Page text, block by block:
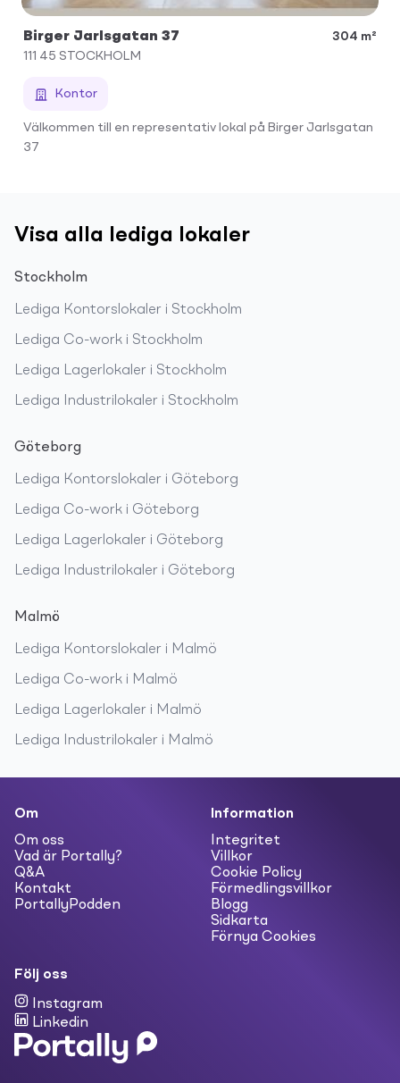
Birger Jarlsgatan 37
304 m²
111 45 STOCKHOLM
Kontor
Välkommen till en representativ lokal på Birger Jarlsgatan
37
Visa alla lediga lokaler
Stockholm
Lediga Kontorslokaler i Stockholm
Lediga Co-work i Stockholm
Lediga Lagerlokaler i Stockholm
Lediga Industrilokaler i Stockholm
Göteborg
Lediga Kontorslokaler i Göteborg
Lediga Co-work i Göteborg
Lediga Lagerlokaler i Göteborg
Lediga Industrilokaler i Göteborg
Malmö
Lediga Kontorslokaler i Malmö
Lediga Co-work i Malmö
Lediga Lagerlokaler i Malmö
Lediga Industrilokaler i Malmö
Om
Om oss
Vad är Portally?
Q&A
Kontakt
PortallyPodden
Information
Integritet
Villkor
Cookie Policy
Förmedlingsvillkor
Blogg
Sidkarta
Förnya Cookies
Följ oss
Instagram
Linkedin